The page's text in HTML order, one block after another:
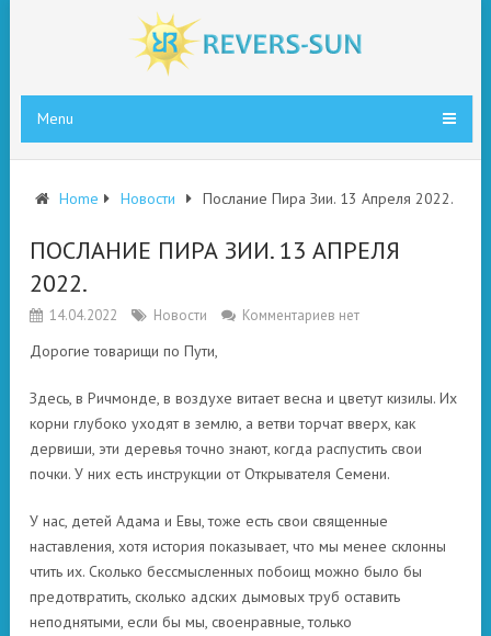
Menu
Home Новости Послание Пира Зии. 13 Апреля 2022.
ПОСЛАНИЕ ПИРА ЗИИ. 13 АПРЕЛЯ
2022.
14.04.2022 Новости Комментариев нет
Дорогие товарищи по Пути,
Здесь, в Ричмонде, в воздухе витает весна и цветут кизилы. Их
корни глубоко уходят в землю, а ветви торчат вверх, как
дервиши, эти деревья точно знают, когда распустить свои
почки. У них есть инструкции от Открывателя Семени.
У нас, детей Адама и Евы, тоже есть свои священные
наставления, хотя история показывает, что мы менее склонны
чтить их. Сколько бессмысленных побоищ можно было бы
предотвратить, сколько адских дымовых труб оставить
неподнятыми, если бы мы, своенравные, только